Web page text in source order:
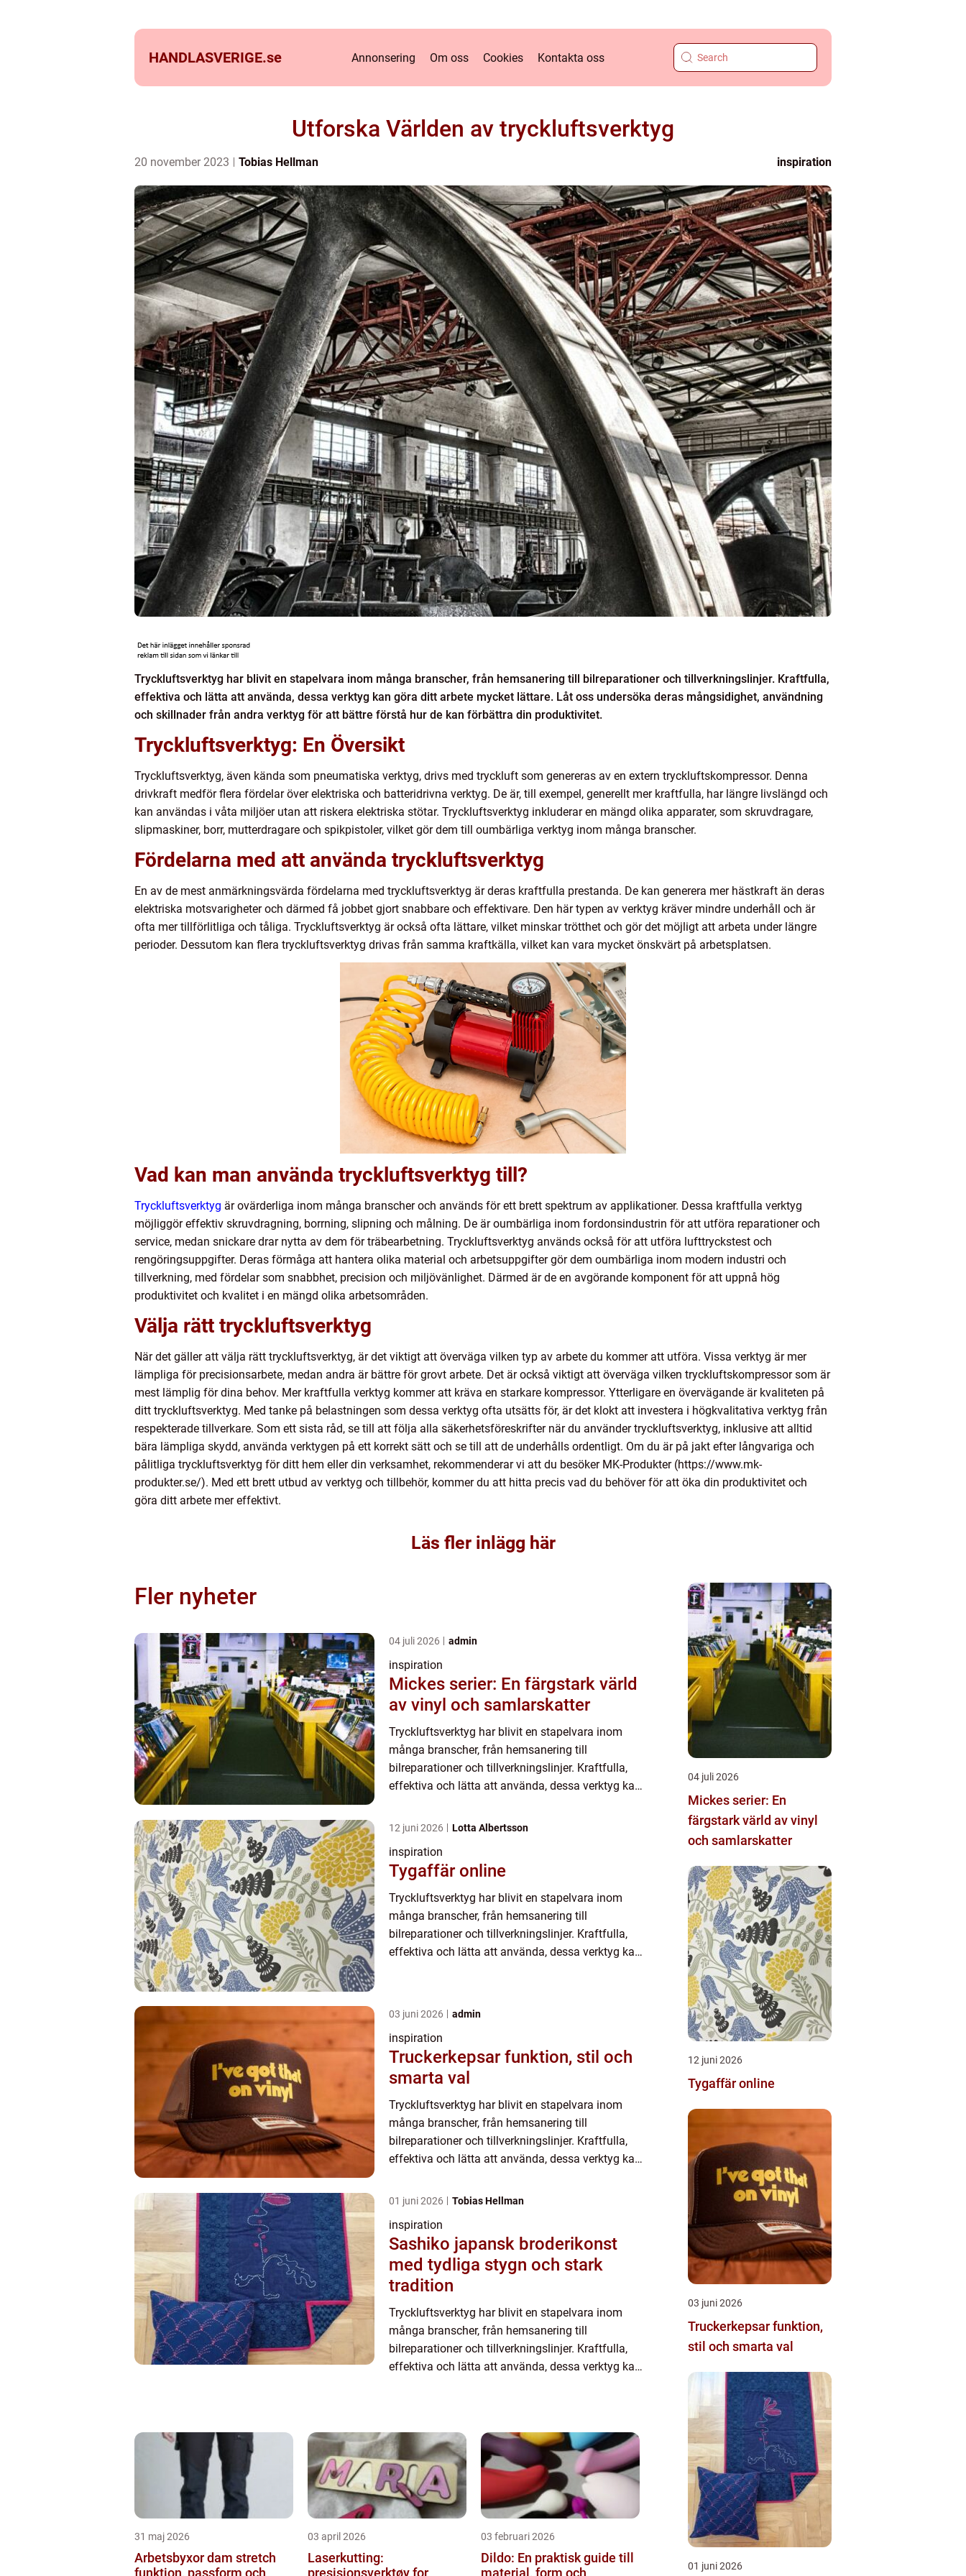
HANDLASVERIGE.se Annonsering Om oss Cookies Kontakta oss
Utforska Världen av tryckluftsverktyg
20 november 2023 Tobias Hellman inspiration
Tryckluftsverktyg har blivit en stapelvara inom många branscher, från hemsanering till bilreparationer och tillverkningslinjer. Kraftfulla,
effektiva och lätta att använda, dessa verktyg kan göra ditt arbete mycket lättare. Låt oss undersöka deras mångsidighet, användning
och skillnader från andra verktyg för att bättre förstå hur de kan förbättra din produktivitet.
Tryckluftsverktyg: En Översikt
Tryckluftsverktyg, även kända som pneumatiska verktyg, drivs med tryckluft som genereras av en extern tryckluftskompressor. Denna
drivkraft medför flera fördelar över elektriska och batteridrivna verktyg. De är, till exempel, generellt mer kraftfulla, har längre livslängd och
kan användas i våta miljöer utan att riskera elektriska stötar. Tryckluftsverktyg inkluderar en mängd olika apparater, som skruvdragare,
slipmaskiner, borr, mutterdragare och spikpistoler, vilket gör dem till oumbärliga verktyg inom många branscher.
Fördelarna med att använda tryckluftsverktyg
En av de mest anmärkningsvärda fördelarna med tryckluftsverktyg är deras kraftfulla prestanda. De kan generera mer hästkraft än deras
elektriska motsvarigheter och därmed få jobbet gjort snabbare och effektivare. Den här typen av verktyg kräver mindre underhåll och är
ofta mer tillförlitliga och tåliga. Tryckluftsverktyg är också ofta lättare, vilket minskar trötthet och gör det möjligt att arbeta under längre
perioder. Dessutom kan flera tryckluftsverktyg drivas från samma kraftkälla, vilket kan vara mycket önskvärt på arbetsplatsen.
Vad kan man använda tryckluftsverktyg till?
Tryckluftsverktyg är ovärderliga inom många branscher och används för ett brett spektrum av applikationer. Dessa kraftfulla verktyg
möjliggör effektiv skruvdragning, borrning, slipning och målning. De är oumbärliga inom fordonsindustrin för att utföra reparationer och
service, medan snickare drar nytta av dem för träbearbetning. Tryckluftsverktyg används också för att utföra lufttryckstest och
rengöringsuppgifter. Deras förmåga att hantera olika material och arbetsuppgifter gör dem oumbärliga inom modern industri och
tillverkning, med fördelar som snabbhet, precision och miljövänlighet. Därmed är de en avgörande komponent för att uppnå hög
produktivitet och kvalitet i en mängd olika arbetsområden.
Välja rätt tryckluftsverktyg
När det gäller att välja rätt tryckluftsverktyg, är det viktigt att överväga vilken typ av arbete du kommer att utföra. Vissa verktyg är mer
lämpliga för precisionsarbete, medan andra är bättre för grovt arbete. Det är också viktigt att överväga vilken tryckluftskompressor som är
mest lämplig för dina behov. Mer kraftfulla verktyg kommer att kräva en starkare kompressor. Ytterligare en övervägande är kvaliteten på
ditt tryckluftsverktyg. Med tanke på belastningen som dessa verktyg ofta utsätts för, är det klokt att investera i högkvalitativa verktyg från
respekterade tillverkare. Som ett sista råd, se till att följa alla säkerhetsföreskrifter när du använder tryckluftsverktyg, inklusive att alltid
bära lämpliga skydd, använda verktygen på ett korrekt sätt och se till att de underhålls ordentligt. Om du är på jakt efter långvariga och
pålitliga tryckluftsverktyg för ditt hem eller din verksamhet, rekommenderar vi att du besöker MK-Produkter (https://www.mk-
produkter.se/). Med ett brett utbud av verktyg och tillbehör, kommer du att hitta precis vad du behöver för att öka din produktivitet och
göra ditt arbete mer effektivt.
Läs fler inlägg här
Fler nyheter
04 juli 2026 admin
inspiration
Mickes serier: En färgstark värld
av vinyl och samlarskatter
Tryckluftsverktyg har blivit en stapelvara inom
många branscher, från hemsanering till
bilreparationer och tillverkningslinjer. Kraftfulla,
effektiva och lätta att använda, dessa verktyg kan
12 juni 2026 Lotta Albertsson
inspiration
Tygaffär online
Tryckluftsverktyg har blivit en stapelvara inom
många branscher, från hemsanering till
bilreparationer och tillverkningslinjer. Kraftfulla,
effektiva och lätta att använda, dessa verktyg kan
03 juni 2026 admin
inspiration
Truckerkepsar funktion, stil och
smarta val
Tryckluftsverktyg har blivit en stapelvara inom
många branscher, från hemsanering till
bilreparationer och tillverkningslinjer. Kraftfulla,
effektiva och lätta att använda, dessa verktyg kan
01 juni 2026 Tobias Hellman
inspiration
Sashiko japansk broderikonst
med tydliga stygn och stark
tradition
Tryckluftsverktyg har blivit en stapelvara inom
många branscher, från hemsanering till
bilreparationer och tillverkningslinjer. Kraftfulla,
effektiva och lätta att använda, dessa verktyg kan
31 maj 2026
Arbetsbyxor dam stretch
funktion, passform och
03 april 2026
Laserkutting:
presisjonsverktøy for
03 februari 2026
Dildo: En praktisk guide till
material, form och
04 juli 2026
Mickes serier: En
färgstark värld av vinyl
och samlarskatter
12 juni 2026
Tygaffär online
03 juni 2026
Truckerkepsar funktion,
stil och smarta val
01 juni 2026